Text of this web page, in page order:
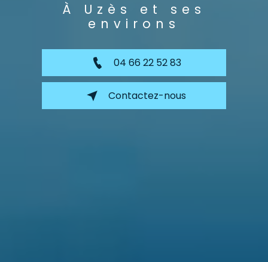
À Uzès et ses
environs
04 66 22 52 83
Contactez-nous